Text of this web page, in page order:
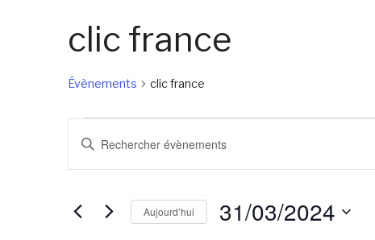
clic france
Évènements clic france
Évènements
for
Recherche
et
de
Saisir
Rechercher
Évènements
Aujourd’hui 31/03/2024